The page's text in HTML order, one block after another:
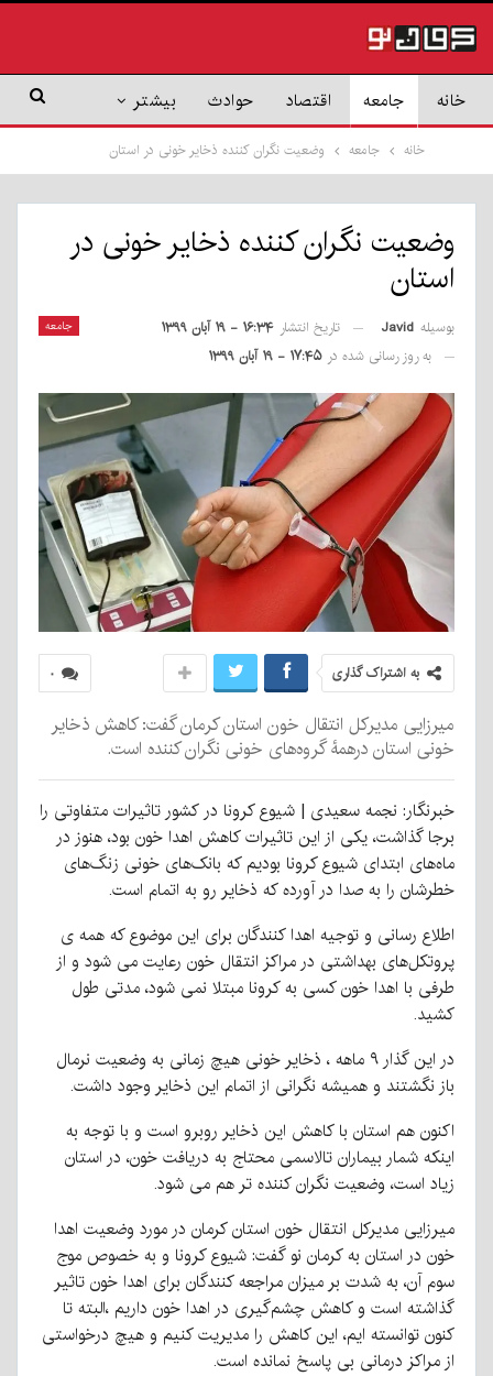
خانه جامعه اقتصاد حوادث بیشتر
خانه جامعه وضعیت نگران کننده ذخایر خونی در استان
وضعیت نگران کننده ذخایر خونی در
استان
جامعه بوسیله Javid تاریخ انتشار ۱۶:۳۴ - ۱۹ آبان ۱۳۹۹
به روز رسانی شده در ۱۷:۴۵ - ۱۹ آبان ۱۳۹۹
۰ به اشتراک گذاری
میرزایی مدیرکل انتقال خون استان کرمان گفت: کاهش ذخایر
خونی استان درهمۀ گروه‌های خونی نگران کننده است.
خبرنگار: نجمه سعیدی | شیوع کرونا در کشور تاثیرات متفاوتی را
برجا گذاشت، یکی از این تاثیرات کاهش اهدا خون بود، هنوز در
ماه‌های ابتدای شیوع کرونا بودیم که بانک‌های خونی زنگ‌های
خطرشان را به صدا در آورده که ذخایر رو به اتمام است.
اطلاع رسانی و توجیه اهدا کنندگان برای این موضوع که همه ی
پروتکل‌های بهداشتی در مراکز انتقال خون رعایت می شود و از
طرفی با اهدا خون کسی به کرونا مبتلا نمی شود، مدتی طول
کشید.
در این گذار ۹ ماهه ، ذخایر خونی هیچ زمانی به وضعیت نرمال
باز نگشتند و همیشه نگرانی از اتمام این ذخایر وجود داشت.
اکنون هم استان با کاهش این ذخایر روبرو است و با توجه به
اینکه شمار بیماران تالاسمی محتاج به دریافت خون، در استان
زیاد است، وضعیت نگران کننده تر هم می شود.
میرزایی مدیرکل انتقال خون استان کرمان در مورد وضعیت اهدا
خون در استان به کرمان نو گفت: شیوع کرونا و به خصوص موج
سوم آن، به شدت بر میزان مراجعه کنندگان برای اهدا خون تاثیر
گذاشته است و کاهش چشم‌گیری در اهدا خون داریم ،البته تا
کنون توانسته ایم، این کاهش را مدیریت کنیم و هیچ درخواستی
از مراکز درمانی بی پاسخ نمانده است.